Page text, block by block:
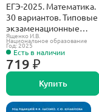
ЕГЭ-2025. Математика.
30 вариантов. Типовые
экзаменационные
варианты. ФИПИ.
Базовый.
Ященко И.В.
Национальное образование
Год: 2025
Есть в наличии
719 ₽
Купить